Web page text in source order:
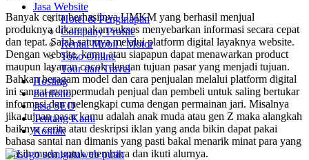
Jasa Website
Hotel & Penginapan
Company Profile
Rental Mobil / Motor
Toko Online
Tour dan Travel
Hosting
Portfolio
Jasa SEO
Tentang Kami
Kontak
Banyak cerita berhasilnya UMKM yang berhasil menjual
produknya dikarenakan sukses menyebarkan informasi secara cepat
dan tepat. Salah satunya melalui platform digital layaknya website.
Dengan website, kamu atau siapapun dapat menawarkan product
maupun layanan cocok dengan tujuan pasar yang menjadi tujuan.
Bahkan beragam model dan cara penjualan melalui platform digital
ini sangat mempermudah penjual dan pembeli untuk saling bertukar
informasi dan melengkapi cuma dengan permainan jari. Misalnya
jika tujuan pasar kamu adalah anak muda atau gen Z maka alangkah
baiknya cerita atau deskripsi iklan yang anda bikin dapat pakai
bahasa santai nan dimanis yang pasti bakal menarik minat para yang
masih muda untuk membaca dan ikuti alurnya.